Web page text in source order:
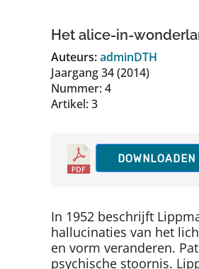
Het alice-in-
Auteurs:adminDTH
Jaargang 34 (2014)
Nummer: 4
Artikel: 3
DOWNLOADEN
In 1952 beschrijft
hallucinaties van het
en vorm veranderen.
psychische stoornis.